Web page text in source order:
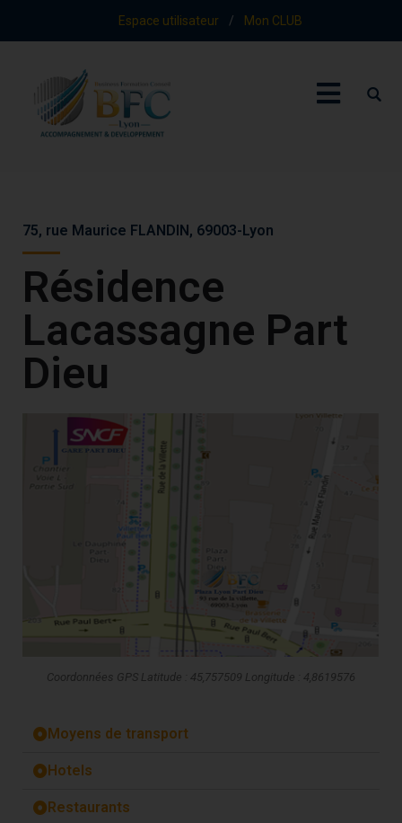
Espace utilisateur / Mon CLUB
Résidence
Lacassagne Part
Dieu
75, rue Maurice FLANDIN, 69003-Lyon
Coordonnées GPS Latitude : 45,757509 Longitude : 4,8619576
Moyens de transport
Hotels
Restaurants